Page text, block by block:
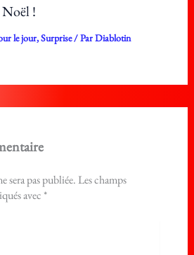
Noël !
le jour,Surprise/ ParDiablotin
sera pas publiée.Les champs
avec *